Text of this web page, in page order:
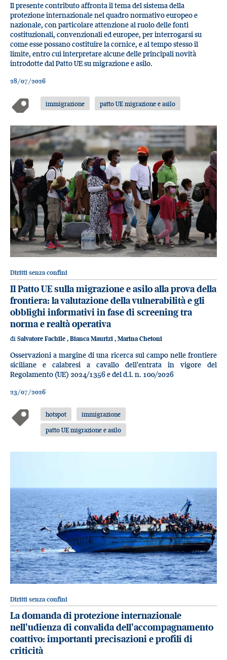
Il presente contributo affronta il tema del sistema della
protezione internazionale nel quadro normativo europeo e
nazionale, con particolare attenzione al ruolo delle fonti
costituzionali, convenzionali ed europee, per interrogarsi su
come esse possano costituire la cornice, e al tempo stesso il
limite, entro cui interpretare alcune delle principali novità
introdotte dal Patto UE su migrazione e asilo.
28/07/2026
immigrazione patto UE migrazione e asilo
Diritti senza confini
Il Patto UE sulla migrazione e asilo alla prova della
frontiera: la valutazione della vulnerabilità e gli
obblighi informativi in fase di screening tra
norma e realtà operativa
di Salvatore Fachile , Bianca Maurizi , Marina Chetoni
Osservazioni a margine di una ricerca sul campo nelle frontiere
siciliane e calabresi a cavallo dell'entrata in vigore del
Regolamento (UE) 2024/1356 e del d.l. n. 100/2026
23/07/2026
hotspot
immigrazione
patto UE migrazione e asilo
Diritti senza confini
La domanda di protezione internazionale
nell'udienza di convalida dell'accompagnamento
coattivo: importanti precisazioni e profili di
criticità